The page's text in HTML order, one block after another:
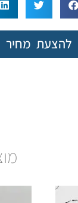
להצעת מחיר